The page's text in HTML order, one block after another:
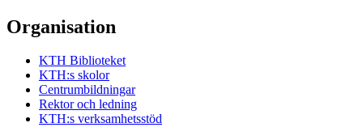
Organisation
KTH Biblioteket
KTH:s skolor
Centrumbildningar
Rektor och ledning
KTH:s verksamhetsstöd